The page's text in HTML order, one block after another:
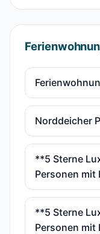
Norddeicher
**5 Sterne
Personen mit
**5 Sterne
Personen mit